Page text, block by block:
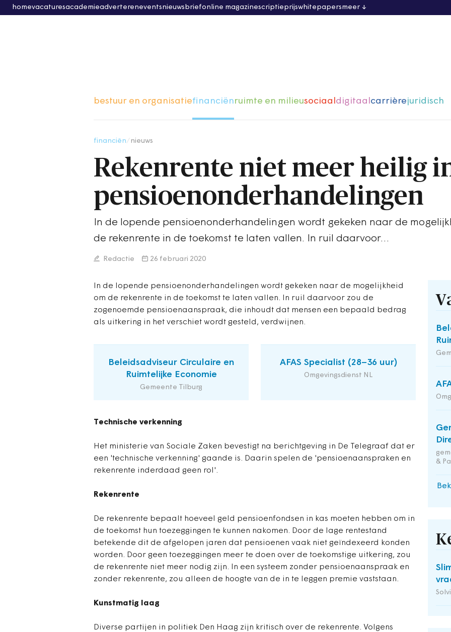
homevacaturesacademieadvertereneventsnieuwsbriefonline magazinescriptieprijswhitepapersmeer
bestuur en organisatiefinanciënruimte en milieusociaaldigitaalcarrièrejuridisch
financiën nieuws
Rekenrente niet meer heilig
pensioenonderhandelingen
In de lopende pensioenonderhandelingen wordt gekeken naar de
de rekenrente in de toekomst te laten vallen. In ruil daarvoor…
Redactie 26 februari 2020
In de lopende pensioenonderhandelingen wordt gekeken naar de mogelijkheid
om de rekenrente in de toekomst te laten vallen. In ruil daarvoor zou de
zogenoemde pensioenaanspraak, die inhoudt dat mensen een bepaald bedrag
als uitkering in het verschiet wordt gesteld, verdwijnen.
Beleidsadviseur Circulaire en
Ruimtelijke Economie
Gemeente Tilburg
AFAS Specialist (28–36 uur)
Omgevingsdienst NL
Technische verkenning
&
Het ministerie van Sociale Zaken bevestigt na berichtgeving in De Telegraaf dat er
een 'technische verkenning' gaande is. Daarin spelen de 'pensioenaanspraken en
rekenrente inderdaad geen rol'.
Rekenrente
De rekenrente bepaalt hoeveel geld pensioenfondsen in kas moeten hebben om in
de toekomst hun toezeggingen te kunnen nakomen. Door de lage rentestand
betekende dit de afgelopen jaren dat pensioenen vaak niet geïndexeerd konden
worden. Door geen toezeggingen meer te doen over de toekomstige uitkering, zou
de rekenrente niet meer nodig zijn. In een systeem zonder pensioenaanspraak en
zonder rekenrente, zou alleen de hoogte van de in te leggen premie vaststaan.
Kunstmatig laag
Diverse partijen in politiek Den Haag zijn kritisch over de rekenrente. Volgens